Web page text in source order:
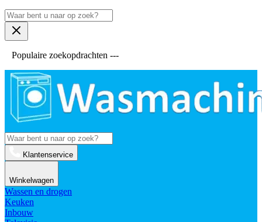
Populaire zoekopdrachten ---
Klantenservice
Winkelwagen
Wassen en drogen
Keuken
Inbouw